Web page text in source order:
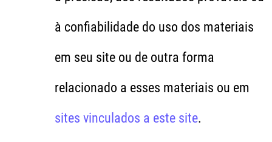
à confiabilidade do uso dos materiais
em seu site ou de outra forma
relacionado a esses materiais ou em
sites vinculados a este site.